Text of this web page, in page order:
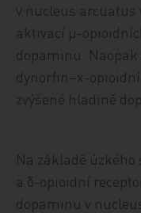
v nucleus
aktivací µ-
dopaminu.
dynorfin–χ-
zvýšené hladině
Na základě
a δ-opioidní
dopaminu v